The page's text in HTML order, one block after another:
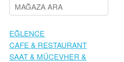
EĞLENCE
CAFE & RESTAURANT
SAAT & MÜCEVHER &